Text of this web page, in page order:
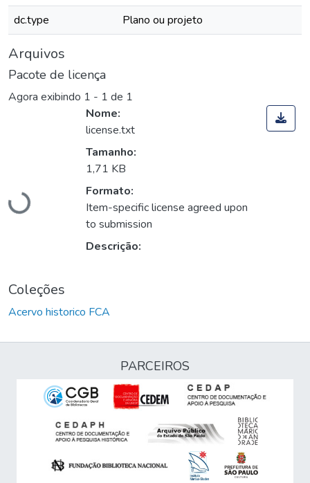
dc.type
Plano ou projeto
Arquivos
Pacote de licença
Agora exibindo 1 - 1 de 1
Carregando...
Nome:
license.txt
Tamanho:
1,71 KB
Formato:
Item-specific license agreed upon
to submission
Descrição:
Coleções
Acervo historico FCA
PARCEIROS